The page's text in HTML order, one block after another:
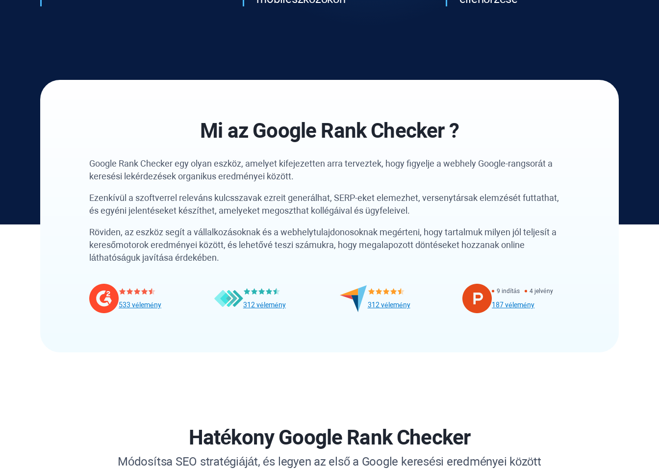
Mi az Google Rank Checker?
Google Rank Checkeregy olyan eszköz, amelyet kifejezetten arra terveztek, hogy figyelje a webhely Google-rangsorát a
keresési lekérdezések organikus eredményei között.
Ezenkívül a szoftverrel releváns kulcsszavak ezreit generálhat, SERP-eket elemezhet, versenytársak elemzését futtathat,
és egyéni jelentéseket készíthet, amelyeket megoszthat kollégáival és ügyfeleivel.
Röviden, az eszköz segít a vállalkozásoknak és a webhelytulajdonosoknak megérteni, hogy tartalmuk milyen jól teljesít a
keresőmotorok eredményei között, és lehetővé teszi számukra, hogy megalapozott döntéseket hozzanak online
láthatóságuk javítása érdekében.
533 vélemény 312 vélemény 312 vélemény
9 indítás 4 jelvény
187 vélemény
Hatékony Google Rank Checker
Módosítsa SEO stratégiáját, és legyen az első a Google keresési eredményei között